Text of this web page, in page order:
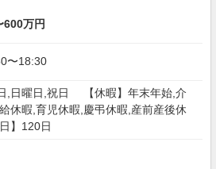
600万円
〜18:30
日,日曜日,祝日 【休暇】年末年始,介
休暇,育児休暇,慶弔休暇,産前産後休
】120日